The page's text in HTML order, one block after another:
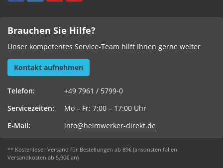
Brauchen Sie Hilfe?
Unser kompetentes Service-Team hilft Ihnen gerne weiter
Kontakt aufnehmen
Telefon:
+49 7961 / 5799-0
Servicezeiten:
Mo – Fr: 7:00 – 17:00 Uhr
E-Mail:
info@heimwerker-direkt.de
** Kostenloser Versand für Bestellungen ab 89€ (ansonsten fallen
Versandkosten ab 5,90€ an)